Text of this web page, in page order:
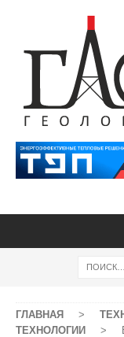
ГЛАВНАЯ >
ТЕХНОЛОГИИ
>